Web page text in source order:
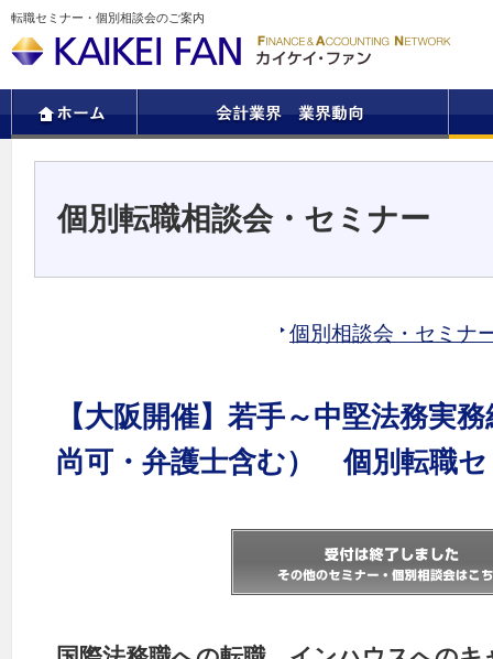
転職セミナー・個別相談会のご案内
個別転職相談会・セミナー
個別相談会・セミナ
【大阪開催】若手～中堅法務実
尚可・弁護士含む） 個別転職